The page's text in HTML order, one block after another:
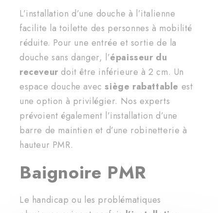
L’installation d’une douche à l’italienne
facilite la toilette des personnes à mobilité
réduite. Pour une entrée et sortie de la
douche sans danger, l’épaisseur du
receveur doit être inférieure à 2 cm. Un
espace douche avec siège rabattable est
une option à privilégier. Nos experts
prévoient également l’installation d’une
barre de maintien et d’une robinetterie à
hauteur PMR.
Baignoire PMR
Le handicap ou les problématiques